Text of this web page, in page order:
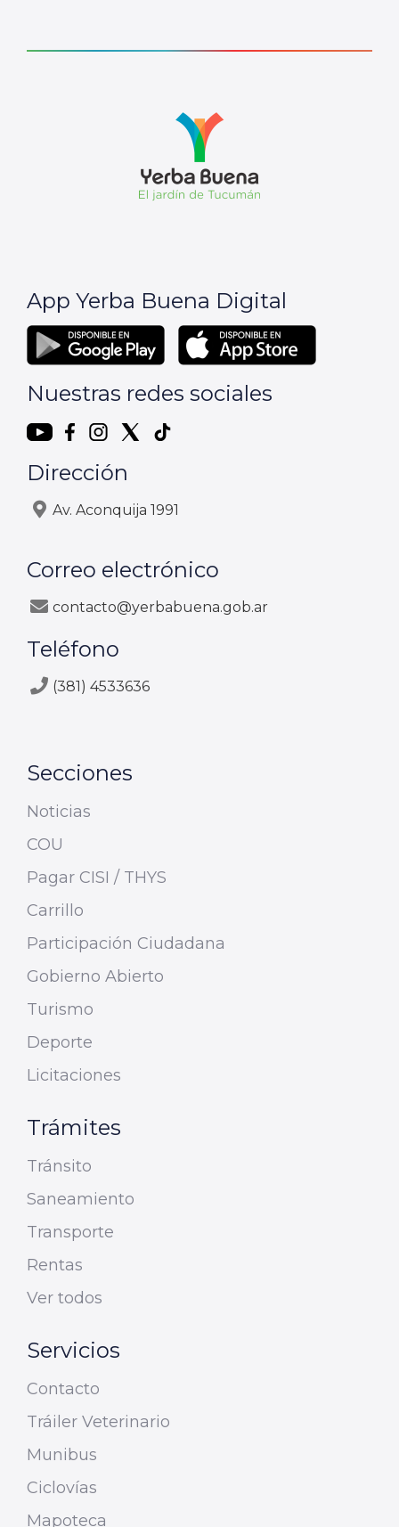
App Yerba Buena Digital
Nuestras redes sociales
Dirección
Av. Aconquija 1991
Correo electrónico
contacto@yerbabuena.gob.ar
Teléfono
(381) 4533636
Secciones
Noticias
COU
Pagar CISI / THYS
Carrillo
Participación Ciudadana
Gobierno Abierto
Turismo
Deporte
Licitaciones
Trámites
Tránsito
Saneamiento
Transporte
Rentas
Ver todos
Servicios
Contacto
Tráiler Veterinario
Munibus
Ciclovías
Mapoteca